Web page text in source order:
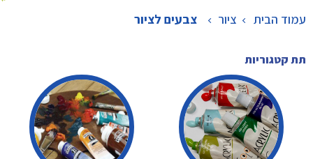
עמוד הבית ציור > צבעים לציור
תת קטגוריות